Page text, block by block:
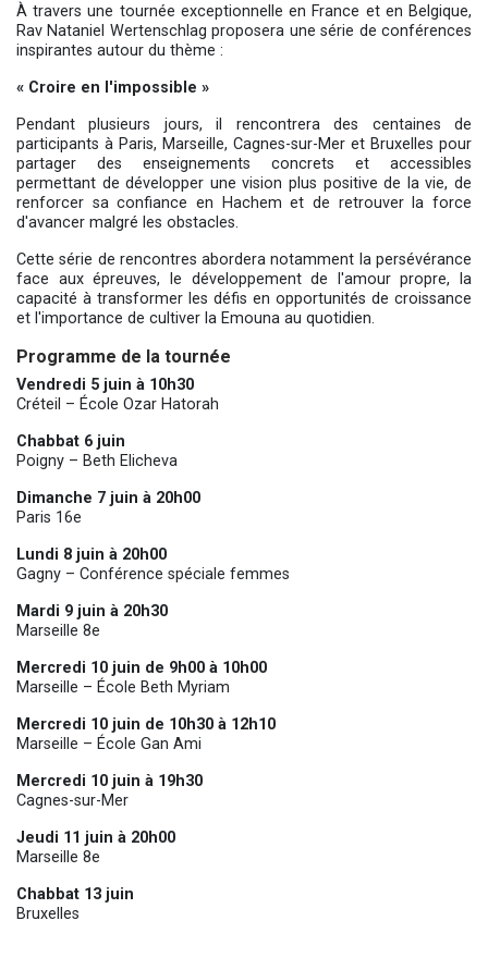
À travers une tournée exceptionnelle en France et en Belgique,
Rav Nataniel Wertenschlag proposera une série de conférences
inspirantes autour du thème :
« Croire en l'impossible »
Pendant plusieurs jours, il rencontrera des centaines de
participants à Paris, Marseille, Cagnes-sur-Mer et Bruxelles pour
partager des enseignements concrets et accessibles
permettant de développer une vision plus positive de la vie, de
renforcer sa confiance en Hachem et de retrouver la force
d'avancer malgré les obstacles.
Cette série de rencontres abordera notamment la persévérance
face aux épreuves, le développement de l'amour propre, la
capacité à transformer les défis en opportunités de croissance
et l'importance de cultiver la Emouna au quotidien.
Programme de la tournée
Vendredi 5 juin à 10h30
Créteil – École Ozar Hatorah
Chabbat 6 juin
Poigny – Beth Elicheva
Dimanche 7 juin à 20h00
Paris 16e
Lundi 8 juin à 20h00
Gagny – Conférence spéciale femmes
Mardi 9 juin à 20h30
Marseille 8e
Mercredi 10 juin de 9h00 à 10h00
Marseille – École Beth Myriam
Mercredi 10 juin de 10h30 à 12h10
Marseille – École Gan Ami
Mercredi 10 juin à 19h30
Cagnes-sur-Mer
Jeudi 11 juin à 20h00
Marseille 8e
Chabbat 13 juin
Bruxelles